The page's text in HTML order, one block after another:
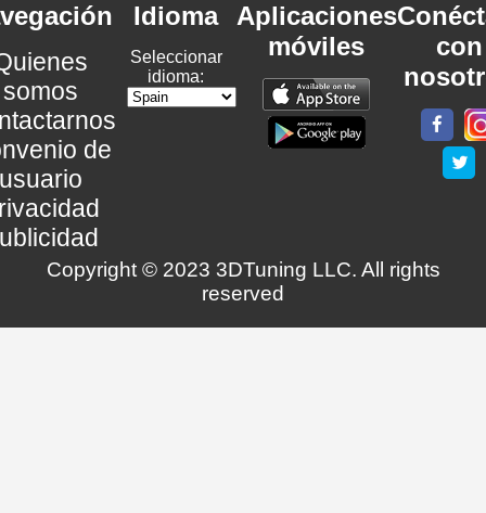
somos
de
Idioma
Seleccionar
idioma:
Aplicaciones
móviles
con
Copyright © 2023 3DTuning LLC. All rights
reserved